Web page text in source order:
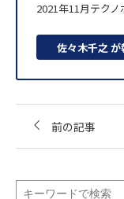
2021年11月テクノ
佐々木千之
前の記事